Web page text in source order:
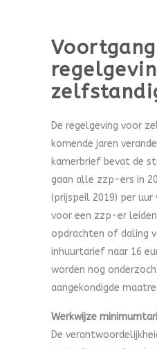
Voortgang
De regelgeving voor
komende jaren
kamerbrief bevat de
gaan alle zzp-ers in
(prijspeil 2019) per uur
voor een zzp-er
opdrachten of daling
inhuurtarief naar 16
worden nog
aangekondigde
Werkwijze
De